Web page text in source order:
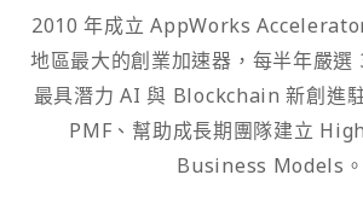
2010 年成立 AppWorks
地區最大的創業加速器，每半年嚴選
最具潛力 AI 與 Blockchain 新創進
PMF、幫助成長期團隊建立
Business Models。